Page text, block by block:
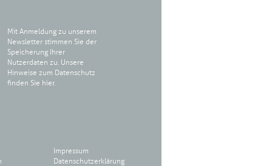
Mit Anmeldung zu unserem
Newsletter stimmen Sie der
Speicherung Ihrer
Nutzerdaten zu. Unsere
Hinweise zum Datenschutz
finden Sie hier.
Impressum
Datenschutzerklärung